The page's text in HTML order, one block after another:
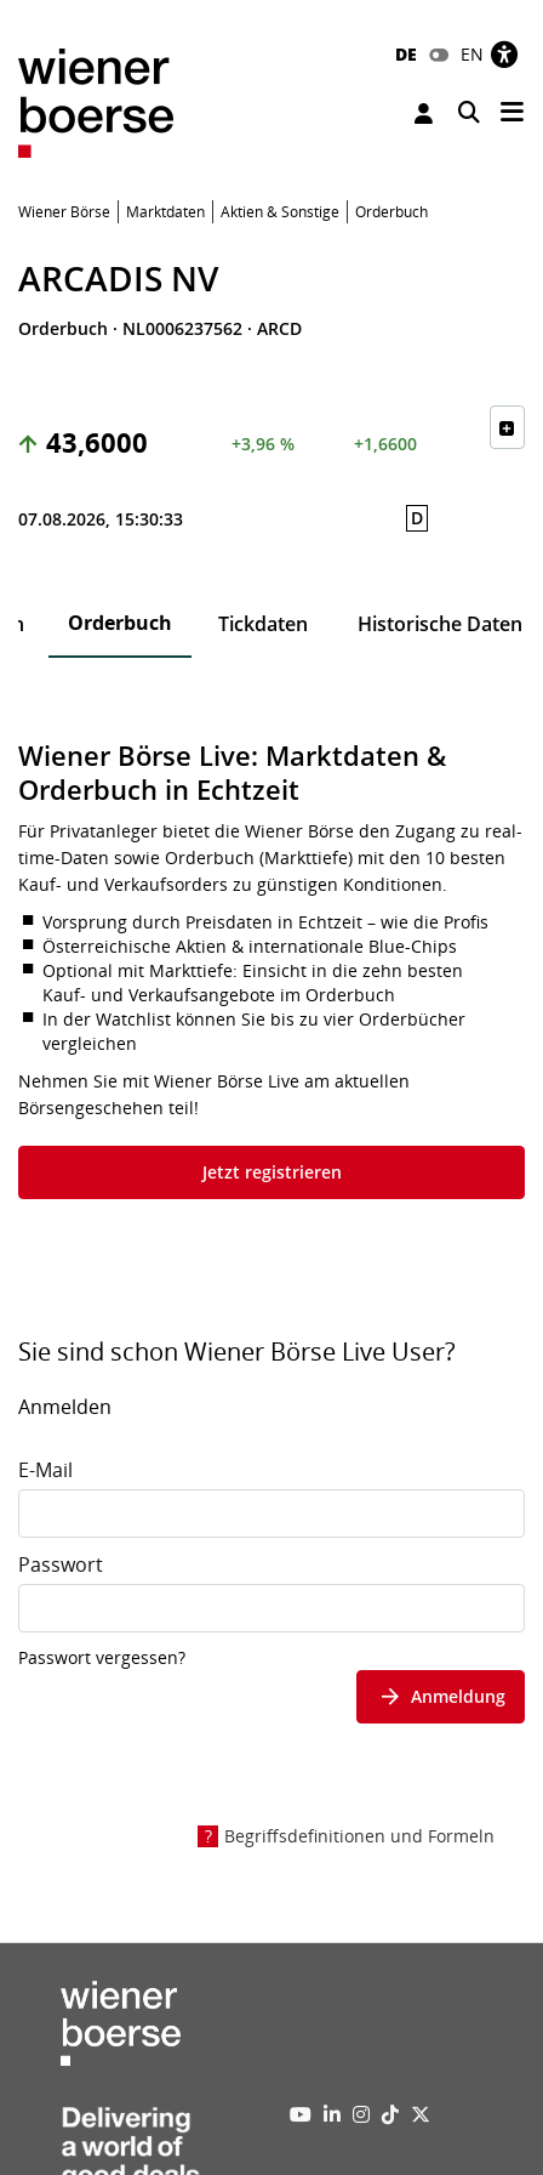
DE EN
Toggle
Wiener Börse Marktdaten Aktien & Sonstige Orderbuch
ARCADIS NV
Orderbuch · NL0006237562 · ARCD
43,6000 +3,96 % +1,6600
07.08.2026, 15:30:33 D
Orderbuch Tickdaten Historische Daten
Wiener Börse Live: Marktdaten &
Orderbuch in Echtzeit
Für Privatanleger bietet die Wiener Börse den Zugang zu real-
time-Daten sowie Orderbuch (Markttiefe) mit den 10 besten
Kauf- und Verkaufsorders zu günstigen Konditionen.
Vorsprung durch Preisdaten in Echtzeit – wie die Profis
Österreichische Aktien & internationale Blue-Chips
Optional mit Markttiefe: Einsicht in die zehn besten
Kauf- und Verkaufsangebote im Orderbuch
In der Watchlist können Sie bis zu vier Orderbücher
vergleichen
Nehmen Sie mit Wiener Börse Live am aktuellen
Börsengeschehen teil!
Jetzt registrieren
Sie sind schon Wiener Börse Live User?
Anmelden
E-Mail
Passwort
Passwort vergessen?
Anmeldung
Begriffsdefinitionen und Formeln